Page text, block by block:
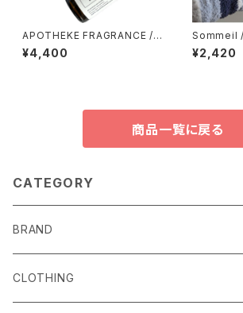
APOTHEKE FRAGRANCE /
フレグランスオイル
¥4,400
Sommeil /
¥2,420
商品一覧に戻る
CATEGORY
BRAND
alls
CLOTHING